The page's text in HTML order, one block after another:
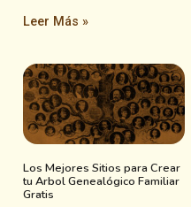
Leer Más »
Los Mejores Sitios para Crear
tu Arbol Genealógico Familiar
Gratis